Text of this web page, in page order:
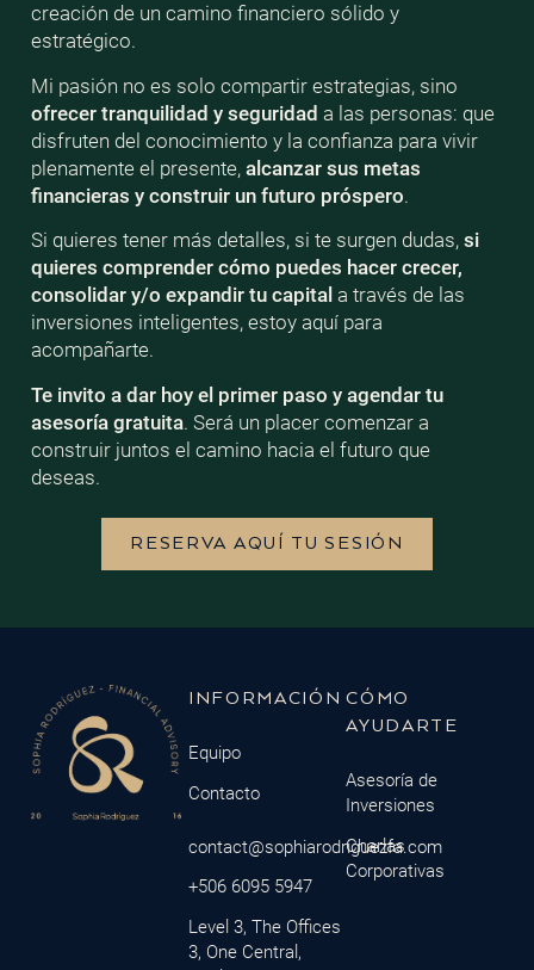
creación de un camino financiero sólido y
estratégico.
Mi pasión no es solo compartir estrategias, sino
ofrecer tranquilidad y seguridad a las personas: que
disfruten del conocimiento y la confianza para vivir
plenamente el presente, alcanzar sus metas
financieras y construir un futuro próspero.
Si quieres tener más detalles, si te surgen dudas, si
quieres comprender cómo puedes hacer crecer,
consolidar y/o expandir tu capital a través de las
inversiones inteligentes, estoy aquí para
acompañarte.
Te invito a dar hoy el primer paso y agendar tu
asesoría gratuita. Será un placer comenzar a
construir juntos el camino hacia el futuro que
deseas.
RESERVA AQUÍ TU SESIÓN
INFORMACIÓN
Equipo
Contacto
contact@sophiarodriguezfa.com
+506 6095 5947
Level 3, The Offices
3, One Central,
CÓMO
AYUDARTE
Asesoría de
Inversiones
Charlas
Corporativas